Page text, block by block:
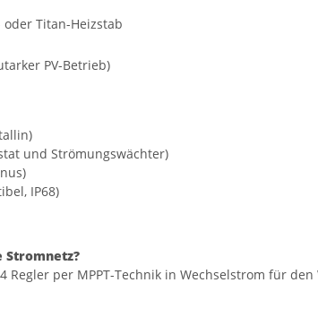
oder Titan-Heizstab
PV-Betrieb)
und Strömungswächter)
IP68)
Regler per MPPT-Technik in Wechselstrom für